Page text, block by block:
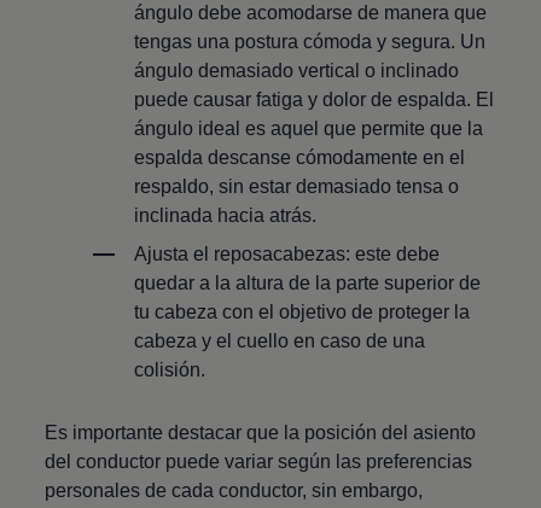
ángulo debe acomodarse de manera que
tengas una postura cómoda y segura. Un
ángulo demasiado vertical o inclinado
puede causar fatiga y dolor de espalda. El
ángulo ideal es aquel que permite que la
espalda descanse cómodamente en el
respaldo, sin estar demasiado tensa o
inclinada hacia atrás.
Ajusta el reposacabezas: este debe
quedar a la altura de la parte superior de
tu cabeza con el objetivo de proteger la
cabeza y el cuello en caso de una
colisión.
Es importante destacar que la posición del asiento
del conductor puede variar según las preferencias
personales de cada conductor, sin embargo,